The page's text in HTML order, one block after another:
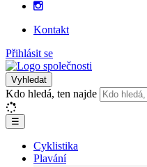
Kontakt
Přihlásit se
Vyhledat
Kdo hledá, ten najde
☰
Cyklistika
Plavání